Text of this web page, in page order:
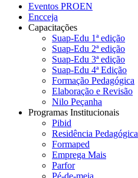
Eventos PROEN
Encceja
Capacitações
Suap-Edu 1ª edição
Suap-Edu 2ª edição
Suap-Edu 3ª edição
Suap-Edu 4ª Edição
Formação Pedagógica
Elaboração e Revisão
Nilo Peçanha
Programas Institucionais
Pibid
Residência Pedagógica
Formaped
Emprega Mais
Parfor